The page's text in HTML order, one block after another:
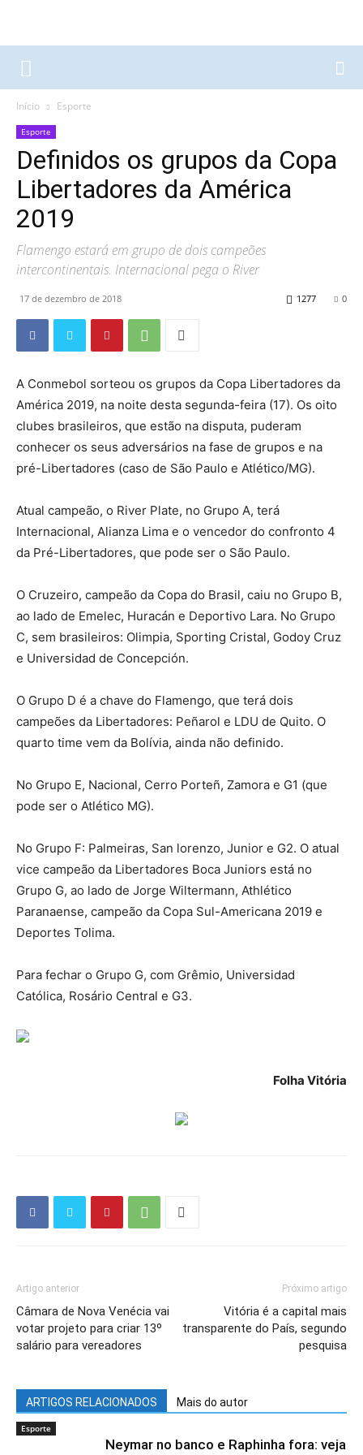
Início Esporte
Esporte
Definidos os grupos da Copa
Libertadores da América
2019
Flamengo estará em grupo de dois campeões
intercontinentais. Internacional pega o River
17 de dezembro de 2018 0
1277
A Conmebol sorteou os grupos da Copa Libertadores da
América 2019, na noite desta segunda-feira (17). Os oito
clubes brasileiros, que estão na disputa, puderam
conhecer os seus adversários na fase de grupos e na
pré-Libertadores (caso de São Paulo e Atlético/MG).
Atual campeão, o River Plate, no Grupo A, terá
Internacional, Alianza Lima e o vencedor do confronto 4
da Pré-Libertadores, que pode ser o São Paulo.
O Cruzeiro, campeão da Copa do Brasil, caiu no Grupo B,
ao lado de Emelec, Huracán e Deportivo Lara. No Grupo
C, sem brasileiros: Olimpia, Sporting Cristal, Godoy Cruz
e Universidad de Concepción.
O Grupo D é a chave do Flamengo, que terá dois
campeões da Libertadores: Peñarol e LDU de Quito. O
quarto time vem da Bolívia, ainda não definido.
No Grupo E, Nacional, Cerro Porteñ, Zamora e G1 (que
pode ser o Atlético MG).
No Grupo F: Palmeiras, San lorenzo, Junior e G2. O atual
vice campeão da Libertadores Boca Juniors está no
Grupo G, ao lado de Jorge Wiltermann, Athlético
Paranaense, campeão da Copa Sul-Americana 2019 e
Deportes Tolima.
Para fechar o Grupo G, com Grêmio, Universidad
Católica, Rosário Central e G3.
Folha Vitória
Artigo anterior
Câmara de Nova Venécia vai
votar projeto para criar 13º
salário para vereadores
Próximo artigo
Vitória é a capital mais
transparente do País, segundo
pesquisa
ARTIGOS RELACIONADOS Mais do autor
Esporte
Neymar no banco e Raphinha fora: veja